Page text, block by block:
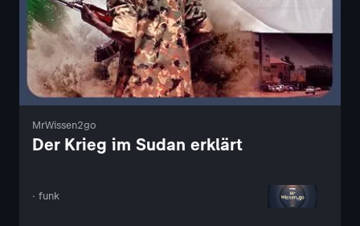
MrWissen2go
Der Krieg im Sudan erklärt
· funk